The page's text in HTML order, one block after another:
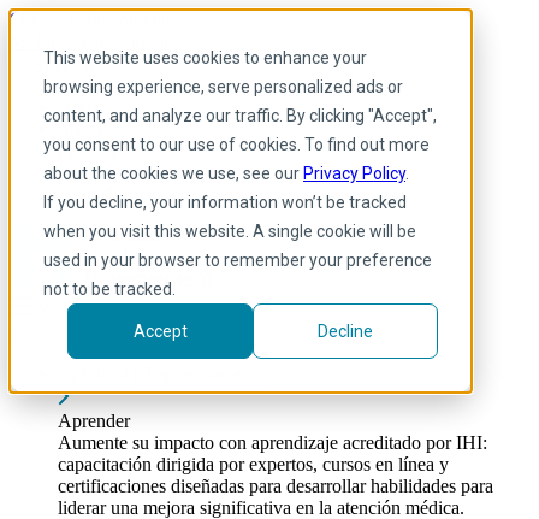
This website uses cookies to enhance your
browsing experience, serve personalized ads or
content, and analyze our traffic. By clicking "Accept",
you consent to our use of cookies. To find out more
about the cookies we use, see our Privacy Policy.
If you decline, your information won’t be tracked
when you visit this website. A single cookie will be
used in your browser to remember your preference
not to be tracked.
Accept Decline
Skip to main content
Spanish
Arabic
Inglés
Francés
Portuguese
Spanish
Aprender
Aumente su impacto con aprendizaje acreditado por IHI:
capacitación dirigida por expertos, cursos en línea y
certificaciones diseñadas para desarrollar habilidades para
liderar una mejora significativa en la atención médica.